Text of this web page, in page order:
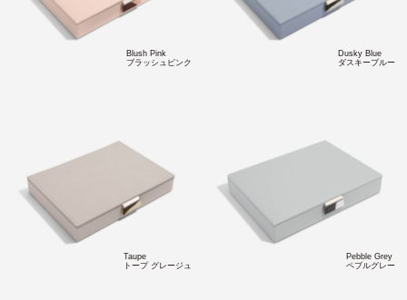
Blush Pink
ブラッシュピンク
Dusky Blue
ダスキーブルー
Taupe
トープ グレージュ
Pebble Grey
ペブルグレー